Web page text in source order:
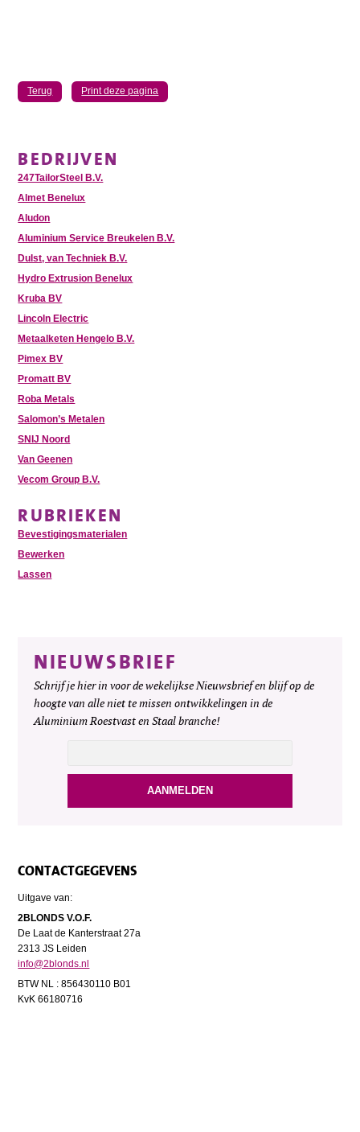
Terug Print deze pagina
BEDRIJVEN
247TailorSteel B.V.
Almet Benelux
Aludon
Aluminium Service Breukelen B.V.
Dulst, van Techniek B.V.
Hydro Extrusion Benelux
Kruba BV
Lincoln Electric
Metaalketen Hengelo B.V.
Pimex BV
Promatt BV
Roba Metals
Salomon’s Metalen
SNIJ Noord
Van Geenen
Vecom Group B.V.
RUBRIEKEN
Bevestigingsmaterialen
Bewerken
Lassen
NIEUWSBRIEF
Schrijf je hier in voor de wekelijkse Nieuwsbrief en blijf op de
hoogte van alle niet te missen ontwikkelingen in de
Aluminium Roestvast en Staal branche!
CONTACTGEGEVENS
Uitgave van:
2BLONDS V.O.F.
De Laat de Kanterstraat 27a
2313 JS Leiden
info@2blonds.nl
BTW NL : 856430110 B01
KvK 66180716